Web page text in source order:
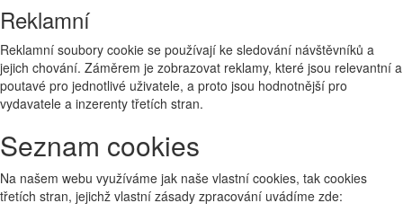
Reklamní
Reklamní soubory cookie se používají ke sledování návštěvníků a
jejich chování. Záměrem je zobrazovat reklamy, které jsou relevantní a
poutavé pro jednotlivé uživatele, a proto jsou hodnotnější pro
vydavatele a inzerenty třetích stran.
Seznam cookies
Na našem webu využíváme jak naše vlastní cookies, tak cookies
třetích stran, jejichž vlastní zásady zpracování uvádíme zde: